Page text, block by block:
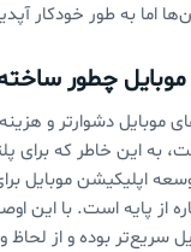
اما به طور خودکار
چطور
موبایل دشوارتر و
به این خاطر که برای
اپلیکیشن موبایل
از پایه است. با این
سریع‌تر بوده و از لحاظ